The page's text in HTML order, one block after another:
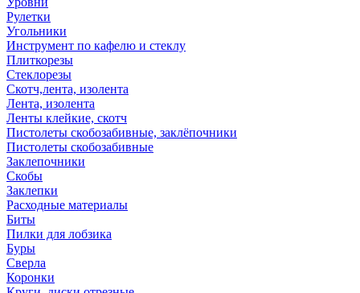
Рулетки
Угольники
Инструмент по кафелю и стеклу
Плиткорезы
Стеклорезы
Скотч,лента, изолента
Лента, изолента
Ленты клейкие, скотч
Пистолеты скобозабивные, заклёпочники
Пистолеты скобозабивные
Заклепочники
Скобы
Заклепки
Расходные материалы
Биты
Пилки для лобзика
Буры
Сверла
Коронки